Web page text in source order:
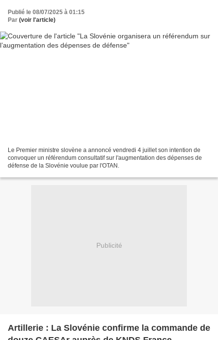
Publié le 08/07/2025 à 01:15
Par (voir l'article)
Le Premier ministre slovène a annoncé vendredi 4 juillet son intention de
convoquer un référendum consultatif sur l'augmentation des dépenses de
défense de la Slovénie voulue par l'OTAN.
Publicité
Artillerie : La Slovénie confirme la commande de